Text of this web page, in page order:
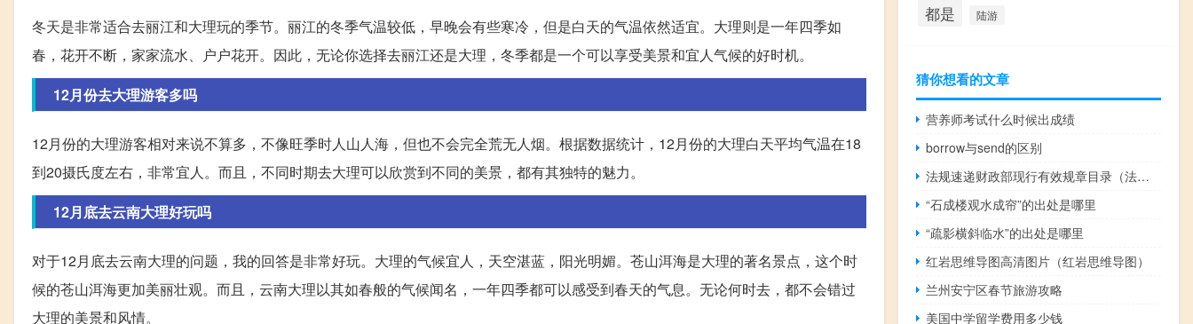
冬天是非常适合去丽江和大理玩的季节。丽江的冬季气温较低，早晚会有些寒冷，但是白天的气温依然适宜。大理则是一年四季如
春，花开不断，家家流水、户户花开。因此，无论你选择去丽江还是大理，冬季都是一个可以享受美景和宜人气候的好时机。
12月份去大理游客多吗
12月份的大理游客相对来说不算多，不像旺季时人山人海，但也不会完全荒无人烟。根据数据统计，12月份的大理白天平均气温在18
到20摄氏度左右，非常宜人。而且，不同时期去大理可以欣赏到不同的美景，都有其独特的魅力。
12月底去云南大理好玩吗
对于12月底去云南大理的问题，我的回答是非常好玩。大理的气候宜人，天空湛蓝，阳光明媚。苍山洱海是大理的著名景点，这个时
候的苍山洱海更加美丽壮观。而且，云南大理以其如春般的气候闻名，一年四季都可以感受到春天的气息。无论何时去，都不会错过
大理的美景和风情。
都是 陆游
猜你想看的文章
营养师考试什么时候出成绩
borrow与send的区别
法规速递财政部现行有效规章目录（法规速递）
“石成楼观水成帘”的出处是哪里
“疏影横斜临水”的出处是哪里
红岩思维导图高清图片（红岩思维导图）
兰州安宁区春节旅游攻略
美国中学留学费用多少钱